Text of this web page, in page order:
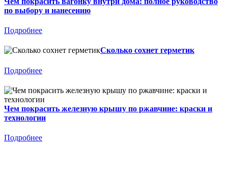
по выбору и нанесению
Подробнее
Сколько сохнет герметик
Подробнее
Чем покрасить железную крышу по ржавчине: краски и
технологии
Подробнее